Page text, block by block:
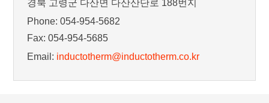
경북 고령군 다산면 다산산단로 188번지
Phone: 054-954-5682
Fax: 054-954-5685
Email: inductotherm@inductotherm.co.kr